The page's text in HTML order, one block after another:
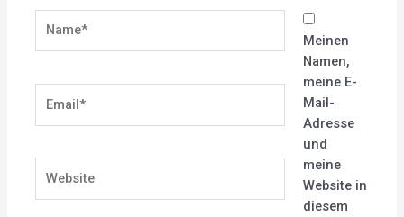
Meinen
Namen,
meine E-
Mail-
Adresse
und
meine
Website in
diesem